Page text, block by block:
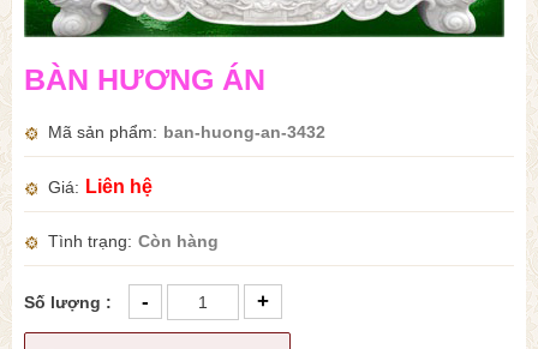
BÀN HƯƠNG ÁN
Mã sản phẩm ban-huong-an-3432
Giá Liên hệ
Tình trạng Còn hàng
Số lượng : - +